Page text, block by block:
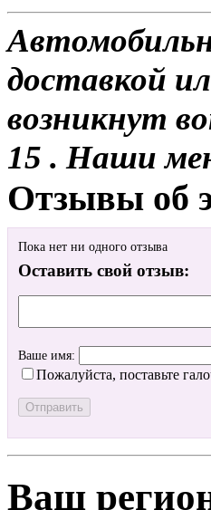
доставкой
возникнут
15 . Наши
Отзывы об
Пока нет ни одного отзыва
Оставить свой отзыв:
Ваше имя:
Пожалуйста, поставьте
Ваш